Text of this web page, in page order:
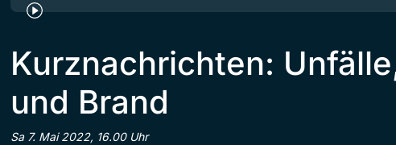
Kurznachrichten:
und Brand
Sa 7. Mai 2022, 16.00 Uhr